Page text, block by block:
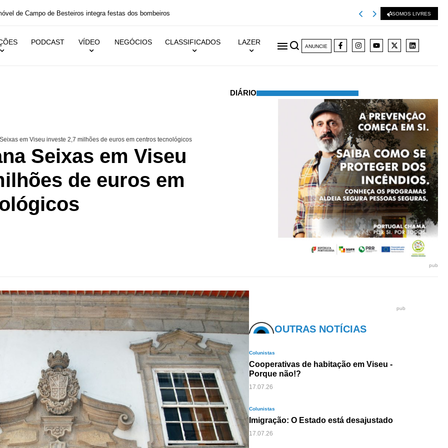
dos bombeiros Viseu 2001
SOMOS LIVRES
PODCAST VÍDEO NEGÓCIOS CLASSIFICADOS LAZER
ANUNCIE
em Viseu investe 2,7 milhões de euros em centros tecnológicos
Seixas em Viseu
de euros em
DIÁRIO
pub
pub
OUTRAS NOTÍCIAS
Colunistas
Cooperativas de habitação em Viseu -
Porque não!?
17.07.26
Colunistas
Imigração: O Estado está desajustado
17.07.26